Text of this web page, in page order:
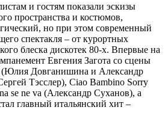
и гостям показали эскизы
пространства и костюмов,
но при этом современный
спектакля – от курортных
блеска дискотек 80-х. Впервые на
Евгения Загота со сцены
(Юлия Довганишина и Александр
Тэсслер), Ciao Bambino Sorry
se ne va (Александр Суханов), а
главный итальянский хит –